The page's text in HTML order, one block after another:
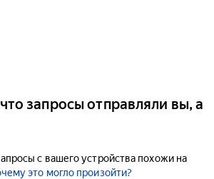
запросы отправляли вы, а
с вашего устройства похожи на
это могло произойти?